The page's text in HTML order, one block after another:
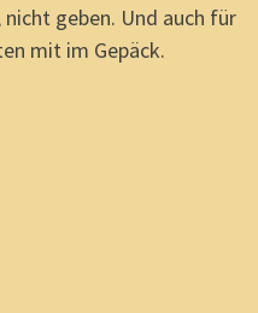
geben. Und auch für
mit im Gepäck.